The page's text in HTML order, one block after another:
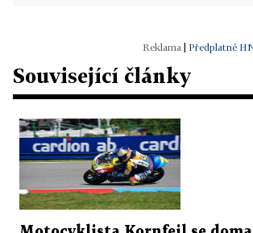
Předplatné
Související články